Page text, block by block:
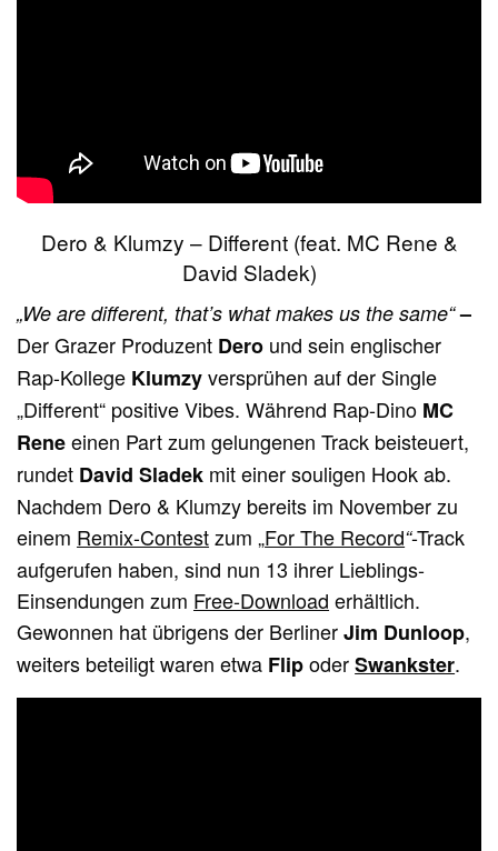
Dero & Klumzy – Different (feat. MC Rene &
David Sladek)
„We are different, that’s what makes us the same“–
Der Grazer Produzent Dero und sein englischer
Rap-Kollege Klumzyversprühen auf der Single
„Different“ positive Vibes. Während Rap-Dino MC
Reneeinen Part zum gelungenen Track beisteuert,
rundet David Sladek mit einer souligen Hook ab.
Nachdem Dero & Klumzy bereits im November zu
einem Remix-Contestzum „For The Record“-Track
aufgerufen haben, sind nun 13 ihrer Lieblings-
Einsendungen zum Free-Download erhältlich.
Gewonnen hat übrigens der BerlinerJim Dunloop,
weiters beteiligt waren etwa FlipoderSwankster.